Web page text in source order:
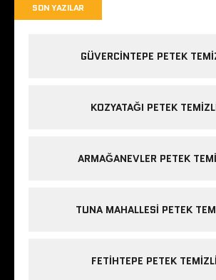
SON YAZILAR
GÜVERCINTEPE PETEK
KOZYATAĞI PETEK
ARMAĞANEVLER PETEK
TUNA MAHALLESI PETEK
FETIHTEPE PETEK